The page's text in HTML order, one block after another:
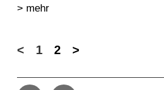
> mehr
< 1 2 >